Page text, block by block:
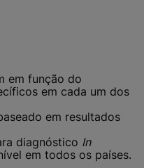
em função do
em cada um dos
em resultados
diagnóstico In
em todos os países.